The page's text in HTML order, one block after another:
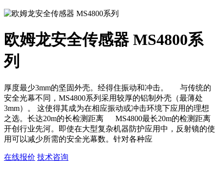
欧姆龙安全传感器 MS4800系
列
厚度最少3mm的坚固外壳。经得住振动和冲击。 与传统的
安全光幕不同，MS4800系列采用较厚的铝制外壳（最薄处
3mm）。 这使得其成为在相应振动或冲击环境下应用的理想
之选。长达20m的长检测距离 MS4800最长20m的检测距离
开创行业先河。即使在大型复杂机器防护应用中，反射镜的使
用可以减少所需的安全光幕数。针对各种应
在线报价 技术咨询